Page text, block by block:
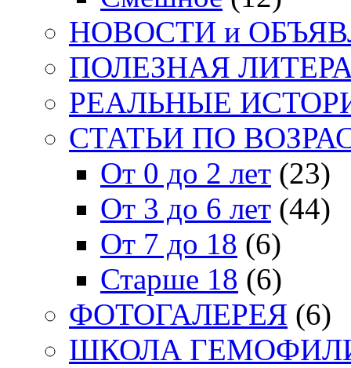
НОВОСТИ и
ПОЛЕЗНАЯ
РЕАЛЬНЫЕ
СТАТЬИ ПО
От 0 до 2 лет (23)
От 3 до 6 лет (44)
От 7 до 18 (6)
Старше 18 (6)
ФОТОГАЛЕРЕЯ (6)
ШКОЛА